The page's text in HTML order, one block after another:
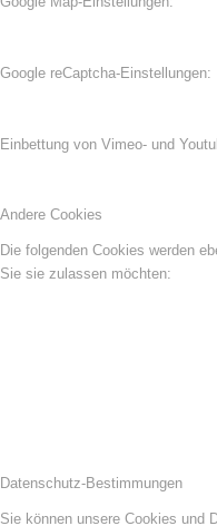
Google reCaptcha-Einstellungen:
Einbettung von Vimeo- und
Andere Cookies
Die folgenden Cookies werden
Sie sie zulassen möchten:
Datenschutz-Bestimmungen
Sie können unsere Cookies und